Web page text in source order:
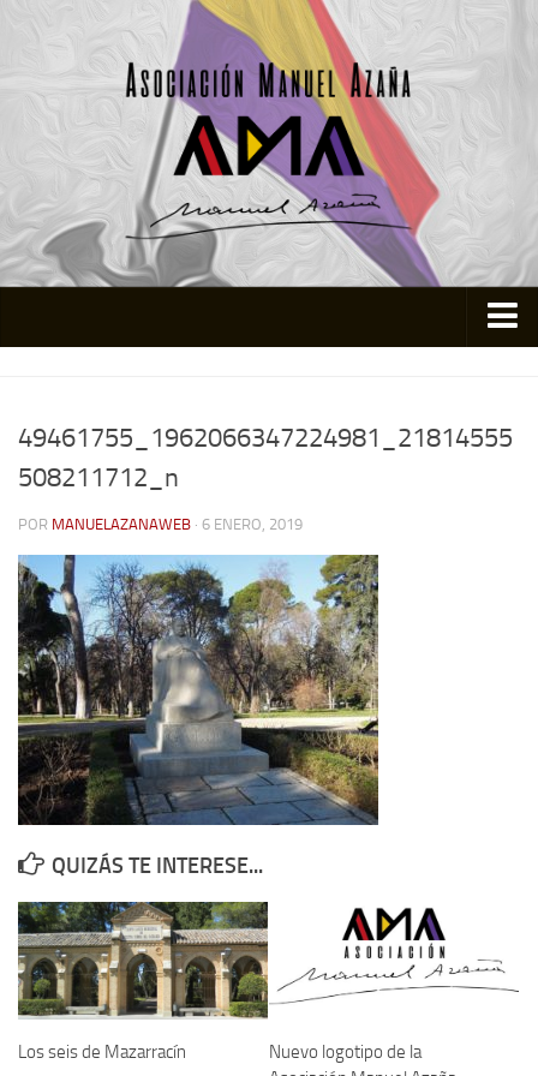
Quienes somos
Colabora
Contacto
Memoria Histórica
Investigación previa de la represión en Talavera de la Reina (1937-
1947).
Informe Represión en Toledo 1936-1947 | Buscador
Informe de la fosa de abril de 1939 de Tembleque
Enciclopedia Republicana
Izquierda Republicana. Agrupaciones y Militantes (1934-1939)
Izquierda Republicana. Navarra
Izquierda Republicana. Galicia
Textos esenciales del republicanismo
49461755_1962066347224981_21814555
508211712_n
POR MANUELAZANAWEB · 6 ENERO, 2019
QUIZÁS TE INTERESE...
Los seis de Mazarracín
Nuevo logotipo de la